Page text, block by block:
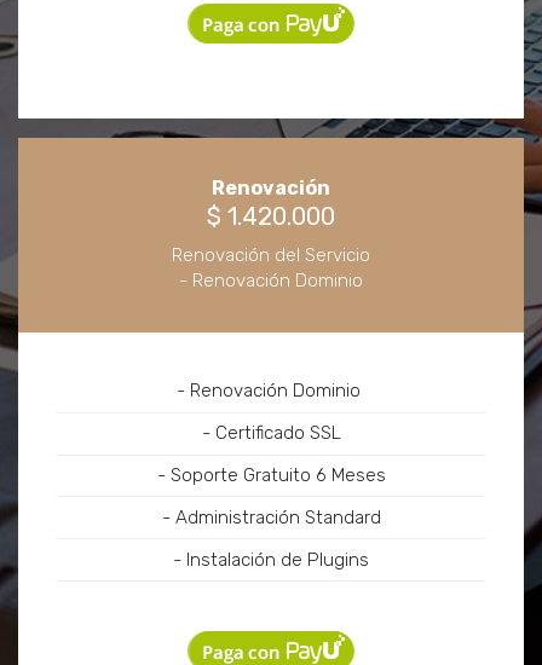
Renovación
$ 1.420.000
Renovación del Servicio
- Renovación Dominio
- Renovación Dominio
- Certificado SSL
- Soporte Gratuito 6 Meses
- Administración Standard
- Instalación de Plugins